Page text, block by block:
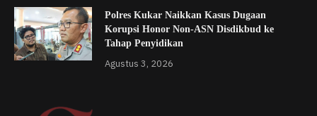
Polres Kukar Naikkan Kasus Dugaan
Korupsi Honor Non-ASN Disdikbud ke
Tahap Penyidikan
Agustus 3, 2026